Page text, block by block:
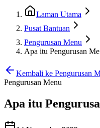
Laman Utama
Pusat Bantuan
Pengurusan Menu
Apa itu Pengurusan
Kembali ke Pengurusan
Pengurusan Menu
Apa itu